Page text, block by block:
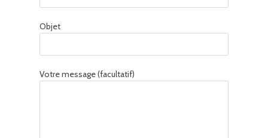
Objet
Votre message (facultatif)